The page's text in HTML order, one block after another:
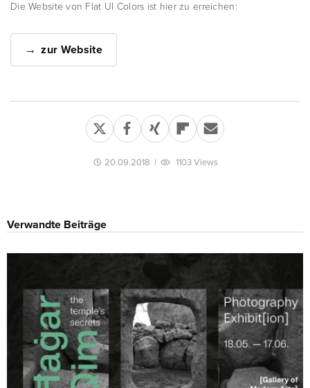
Die Website von Flat UI Colors ist hier zu erreichen:
zur Website
20.09.2018 | 1103 Views
Verwandte Beiträge